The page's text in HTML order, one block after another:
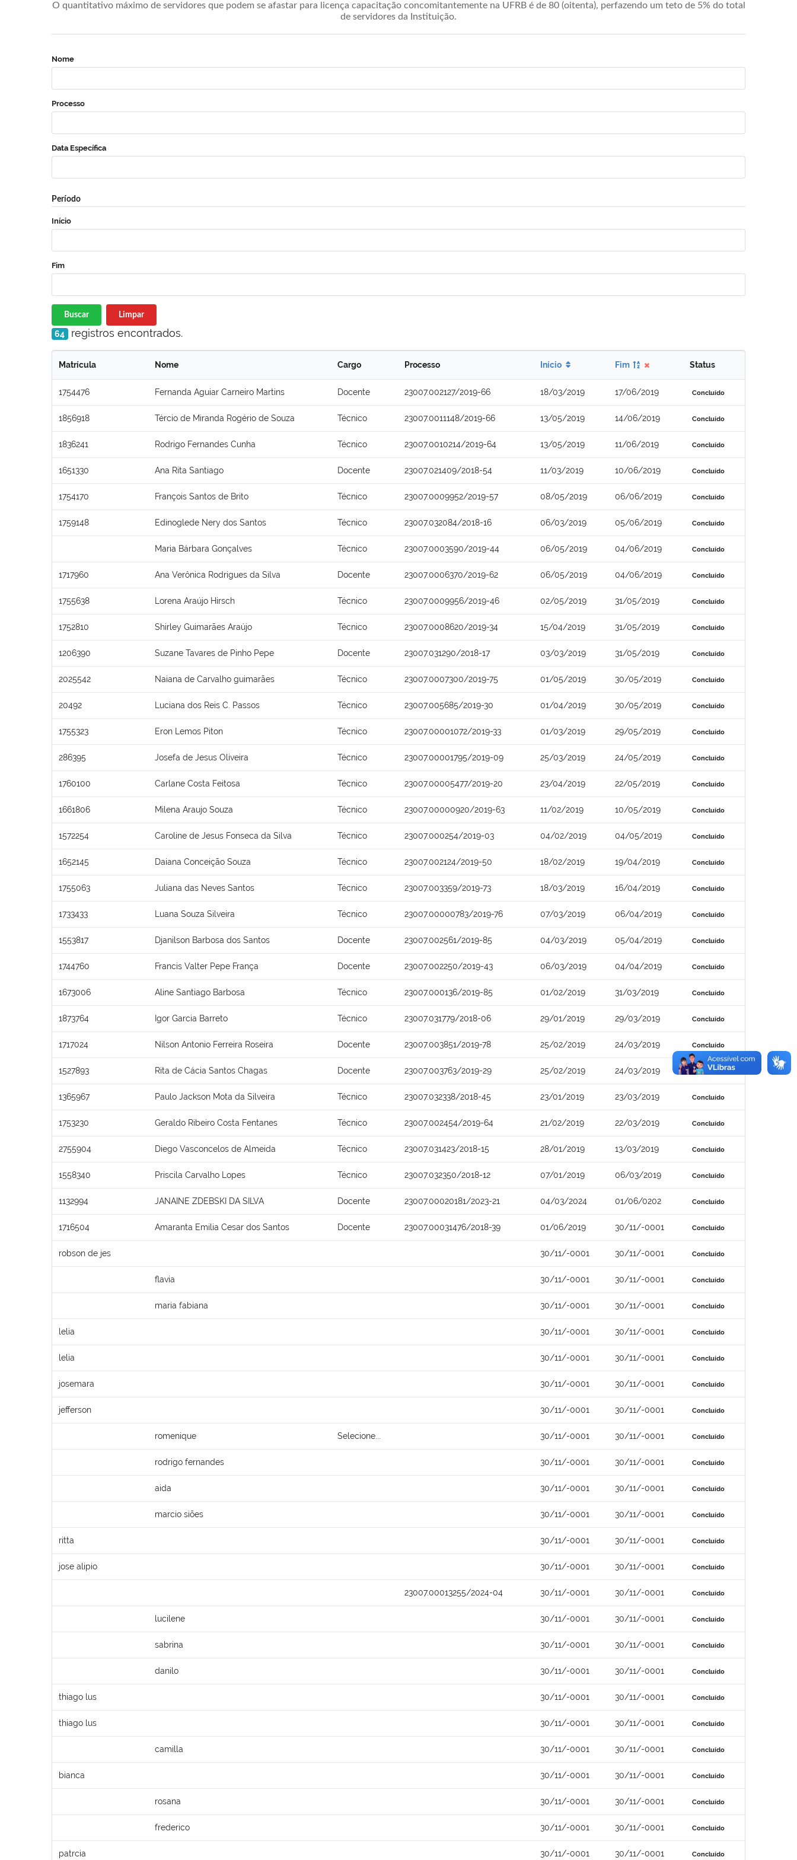
O quantitativo máximo de servidores que podem se afastar para licença capacitação concomitantemente na UFRB é de 80 (oitenta), perfazendo um teto de 5% do total
de servidores da Instituição.
Nome
Processo
Data Específica
Período
Início
Fim
Buscar Limpar
64 registros encontrados.
Matrícula Nome Cargo Processo Início Fim Status
1754476 Fernanda Aguiar Carneiro Martins Docente 23007.002127/2019-66 18/03/2019 17/06/2019 Concluído
1856918 Tércio de Miranda Rogério de Souza Técnico 23007.0011148/2019-66 13/05/2019 14/06/2019 Concluído
1836241 Rodrigo Fernandes Cunha Técnico 23007.0010214/2019-64 13/05/2019 11/06/2019 Concluído
1651330 Ana Rita Santiago Docente 23007.021409/2018-54 11/03/2019 10/06/2019 Concluído
1754170 François Santos de Brito Técnico 23007.0009952/2019-57 08/05/2019 06/06/2019 Concluído
1759148 Edinoglede Nery dos Santos Técnico 23007.032084/2018-16 06/03/2019 05/06/2019 Concluído
Maria Bárbara Gonçalves Técnico 23007.0003590/2019-44 06/05/2019 04/06/2019 Concluído
1717960 Ana Verônica Rodrigues da Silva Docente 23007.0006370/2019-62 06/05/2019 04/06/2019 Concluído
1755638 Lorena Araújo Hirsch Técnico 23007.0009956/2019-46 02/05/2019 31/05/2019 Concluído
1752810 Shirley Guimarães Araújo Técnico 23007.0008620/2019-34 15/04/2019 31/05/2019 Concluído
1206390 Suzane Tavares de Pinho Pepe Docente 23007.031290/2018-17 03/03/2019 31/05/2019 Concluído
2025542 Naiana de Carvalho guimarães Técnico 23007.0007300/2019-75 01/05/2019 30/05/2019 Concluído
20492 Luciana dos Reis C. Passos Técnico 23007.005685/2019-30 01/04/2019 30/05/2019 Concluído
1755323 Eron Lemos Piton Técnico 23007.00001072/2019-33 01/03/2019 29/05/2019 Concluído
286395 Josefa de Jesus Oliveira Técnico 23007.00001795/2019-09 25/03/2019 24/05/2019 Concluído
1760100 Carlane Costa Feitosa Técnico 23007.00005477/2019-20 23/04/2019 22/05/2019 Concluído
1661806 Milena Araujo Souza Técnico 23007.00000920/2019-63 11/02/2019 10/05/2019 Concluído
1572254 Caroline de Jesus Fonseca da Silva Técnico 23007.000254/2019-03 04/02/2019 04/05/2019 Concluído
1652145 Daiana Conceição Souza Técnico 23007.002124/2019-50 18/02/2019 19/04/2019 Concluído
1755063 Juliana das Neves Santos Técnico 23007.003359/2019-73 18/03/2019 16/04/2019 Concluído
1733433 Luana Souza Silveira Técnico 23007.00000783/2019-76 07/03/2019 06/04/2019 Concluído
1553817 Djanilson Barbosa dos Santos Docente 23007.002561/2019-85 04/03/2019 05/04/2019 Concluído
1744760 Francis Valter Pepe França Docente 23007.002250/2019-43 06/03/2019 04/04/2019 Concluído
1673006 Aline Santiago Barbosa Técnico 23007.000136/2019-85 01/02/2019 31/03/2019 Concluído
1873764 Igor Garcia Barreto Técnico 23007.031779/2018-06 29/01/2019 29/03/2019 Concluído
1717024 Nilson Antonio Ferreira Roseira Docente 23007.003851/2019-78 25/02/2019 24/03/2019 Concluído
1527893 Rita de Cácia Santos Chagas Docente 23007.003763/2019-29 25/02/2019 24/03/2019 Concluído
1365967 Paulo Jackson Mota da Silveira Técnico 23007.032338/2018-45 23/01/2019 23/03/2019 Concluído
1753230 Geraldo Ribeiro Costa Fentanes Técnico 23007.002454/2019-64 21/02/2019 22/03/2019 Concluído
2755904 Diego Vasconcelos de Almeida Técnico 23007.031423/2018-15 28/01/2019 13/03/2019 Concluído
1558340 Priscila Carvalho Lopes Técnico 23007.032350/2018-12 07/01/2019 06/03/2019 Concluído
1132994 JANAINE ZDEBSKI DA SILVA Docente 23007.00020181/2023-21 04/03/2024 01/06/0202 Concluído
1716504 Amaranta Emilia Cesar dos Santos Docente 23007.00031476/2018-39 01/06/2019 30/11/-0001 Concluído
robson de jes 30/11/-0001 30/11/-0001 Concluído
flavia 30/11/-0001 30/11/-0001 Concluído
maria fabiana 30/11/-0001 30/11/-0001 Concluído
lelia 30/11/-0001 30/11/-0001 Concluído
lelia 30/11/-0001 30/11/-0001 Concluído
josemara 30/11/-0001 30/11/-0001 Concluído
jefferson 30/11/-0001 30/11/-0001 Concluído
romenique Selecione... 30/11/-0001 30/11/-0001 Concluído
rodrigo fernandes 30/11/-0001 30/11/-0001 Concluído
aida 30/11/-0001 30/11/-0001 Concluído
marcio siões 30/11/-0001 30/11/-0001 Concluído
ritta 30/11/-0001 30/11/-0001 Concluído
jose alipio 30/11/-0001 30/11/-0001 Concluído
23007.00013255/2024-04 30/11/-0001 30/11/-0001 Concluído
lucilene 30/11/-0001 30/11/-0001 Concluído
sabrina 30/11/-0001 30/11/-0001 Concluído
danilo 30/11/-0001 30/11/-0001 Concluído
thiago lus 30/11/-0001 30/11/-0001 Concluído
thiago lus 30/11/-0001 30/11/-0001 Concluído
camilla 30/11/-0001 30/11/-0001 Concluído
bianca 30/11/-0001 30/11/-0001 Concluído
rosana 30/11/-0001 30/11/-0001 Concluído
frederico 30/11/-0001 30/11/-0001 Concluído
patrcia 30/11/-0001 30/11/-0001 Concluído